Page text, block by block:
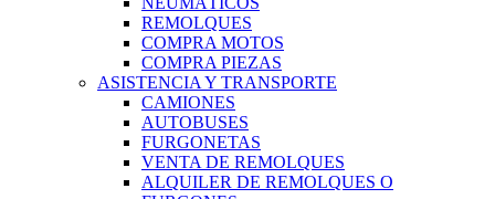
REMOLQUES
COMPRA MOTOS
COMPRA PIEZAS
ASISTENCIA Y TRANSPORTE
CAMIONES
AUTOBUSES
FURGONETAS
VENTA DE REMOLQUES
ALQUILER DE REMOLQUES O